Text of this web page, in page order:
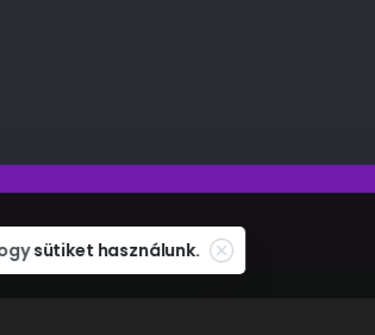
HH Kereső
Minden jog fenntartva. All rights reserved.
sütiket használunk.